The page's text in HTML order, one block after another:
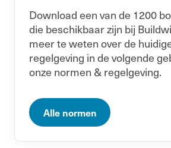
Download een van de 1200
die beschikbaar zijn bij
meer te weten over de
regelgeving in de volgende
onze normen & regelgeving.
Alle normen